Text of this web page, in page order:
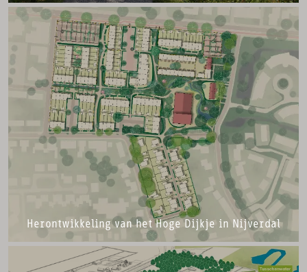
Herontwikkeling van het Hoge Dijkje in Nijverdal